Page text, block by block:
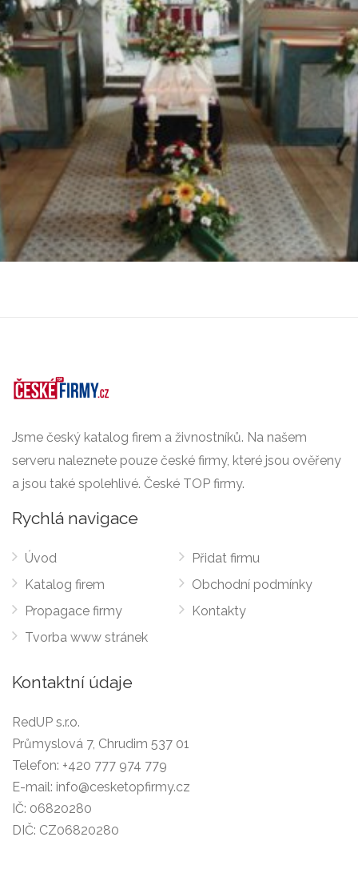
Jsme český katalog firem a živnostníků. Na našem
serveru naleznete pouze české firmy, které jsou ověřeny
a jsou také spolehlivé. České TOP firmy.
Rychlá navigace
Úvod
Katalog firem
Propagace firmy
Tvorba www stránek
Přidat firmu
Obchodní podmínky
Kontakty
Kontaktní údaje
RedUP s.r.o.
Průmyslová 7, Chrudim 537 01
Telefon: +420 777 974 779
E-mail: info@cesketopfirmy.cz
IČ: 06820280
DIČ: CZ06820280